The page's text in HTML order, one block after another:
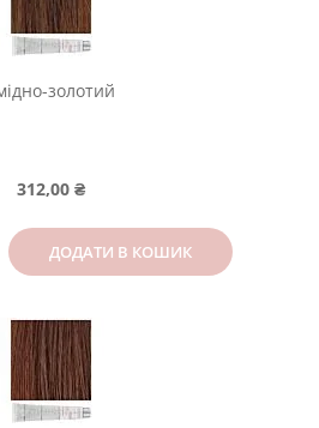
золотий
312,00 ₴
ДОДАТИ В КОШИК